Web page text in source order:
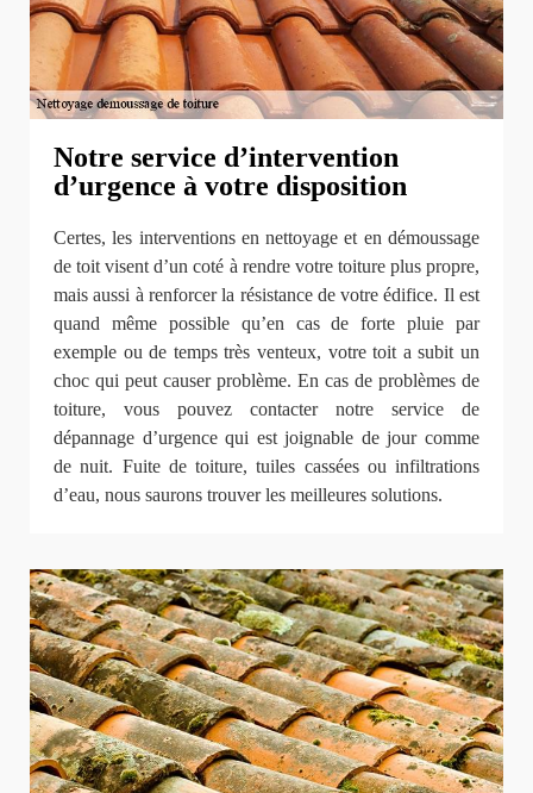
Notre service d’intervention
d’urgence à votre disposition
Certes, les interventions en nettoyage et en démoussage
de toit visent d’un coté à rendre votre toiture plus propre,
mais aussi à renforcer la résistance de votre édifice. Il est
quand même possible qu’en cas de forte pluie par
exemple ou de temps très venteux, votre toit a subit un
choc qui peut causer problème. En cas de problèmes de
toiture, vous pouvez contacter notre service de
dépannage d’urgence qui est joignable de jour comme
de nuit. Fuite de toiture, tuiles cassées ou infiltrations
d’eau, nous saurons trouver les meilleures solutions.